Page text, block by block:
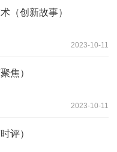
（创新故事）
2023-10-11
焦）
2023-10-11
评）